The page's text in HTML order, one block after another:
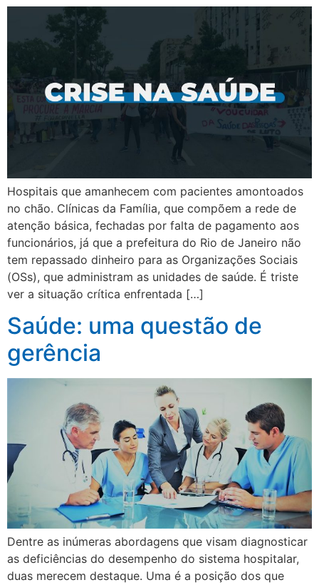
Hospitais que amanhecem com pacientes amontoados
no chão. Clínicas da Família, que compõem a rede de
atenção básica, fechadas por falta de pagamento aos
funcionários, já que a prefeitura do Rio de Janeiro não
tem repassado dinheiro para as Organizações Sociais
(OSs), que administram as unidades de saúde. É triste
ver a situação crítica enfrentada […]
Saúde: uma questão de
gerência
Dentre as inúmeras abordagens que visam diagnosticar
as deficiências do desempenho do sistema hospitalar,
duas merecem destaque. Uma é a posição dos que